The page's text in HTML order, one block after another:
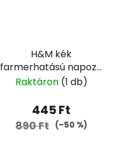
H&M kék
farmerhatású napozó
- 68
Raktáron (1 db)
445 Ft
890 Ft (–50 %)